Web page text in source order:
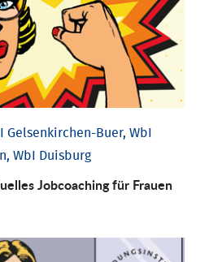
Gelsenkirchen-Buer, WbI
WbI Duisburg
Job­coaching für Frauen